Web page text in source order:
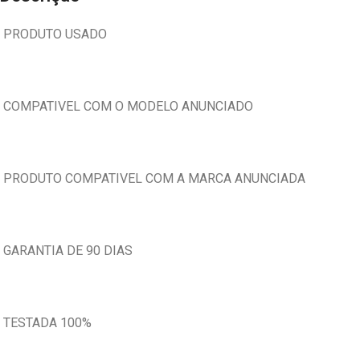
PRODUTO USADO
COMPATIVEL COM O MODELO ANUNCIADO
PRODUTO COMPATIVEL COM A MARCA ANUNCIADA
GARANTIA DE 90 DIAS
TESTADA 100%